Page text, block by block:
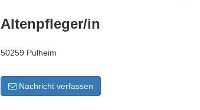
Altenpfleger/in
50259 Pulheim
Nachricht verfassen